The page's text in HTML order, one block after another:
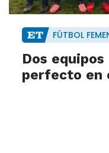
FÚTBOL
Dos
perfecto en